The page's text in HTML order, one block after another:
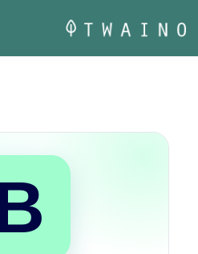
إلى
المحتوى